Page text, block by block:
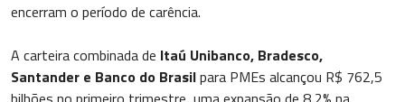
encerram o período de carência.
A carteira combinada de Itaú Unibanco, Bradesco,
Santander e Banco do Brasilpara PMEs alcançou R$ 762,5